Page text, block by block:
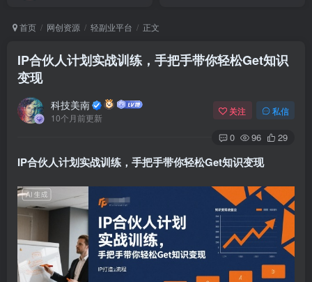
软件 Linux软件 Android软件
首页 网创资源 轻副业平台 正文
IP合伙人计划实战训练，手把手带你轻松Get知识
变现
科技美南
10个月前更新
关注 私信
0 96 29
IP合伙人计划实战训练，手把手带你轻松Get知识变现